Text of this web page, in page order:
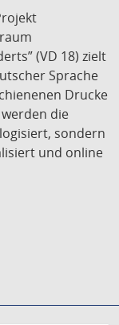
(VD 18) zielt
Sprache
Drucke
die
sondern
und online